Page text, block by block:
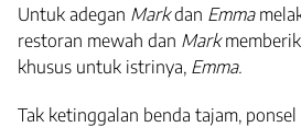
Untuk adegan Markdan Emma
restoran mewah dan Mark
khusus untuk istrinya, Emma.
Tak ketinggalan benda tajam,